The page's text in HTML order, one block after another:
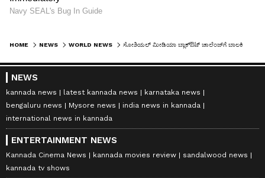
HOME NEWS WORLD NEWS
NEWS
kannada news latest kannada news
karnataka news
bengaluru news
Mysore news
india news in kannada
international news in kannada
ENTERTAINMENT NEWS
Kannada Cinema News kannada movies review
sandalwood news
kannada tv shows